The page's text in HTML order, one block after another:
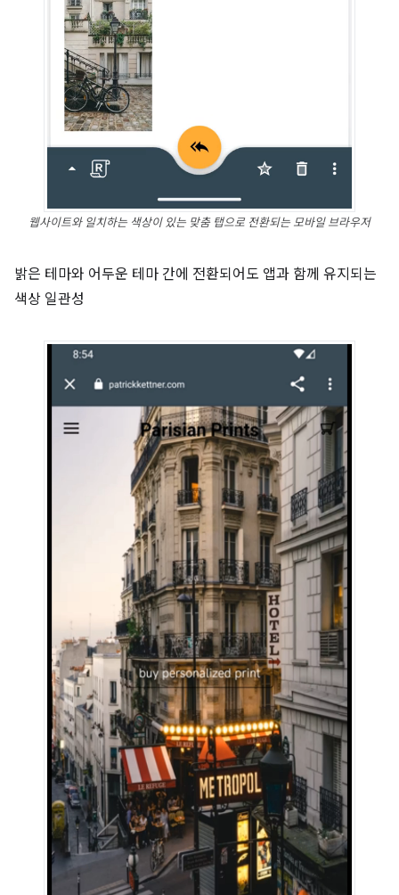
웹사이트와 일치하는 색상이 있는 맞춤 탭으로 전환되는 모바일 브라우저
밝은 테마와 어두운 테마 간에 전환되어도 앱과 함께 유지되는
색상 일관성